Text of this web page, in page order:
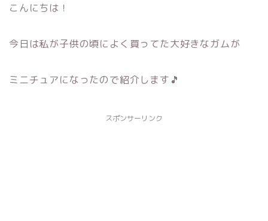
こんにちは！
今日は私が子供の頃によく買ってた大好きなガムが
ミニチュアになったので紹介します🎵
スポンサーリンク